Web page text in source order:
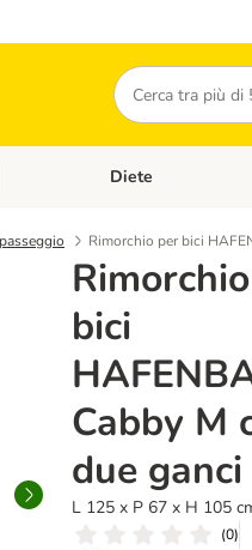
Cerca
Categoria: GattiApri Menù Categoria:
Diete
Rimorchio per bici
bici
Cabby M
due ganci
L 125 x P 67 x H 105
(0)